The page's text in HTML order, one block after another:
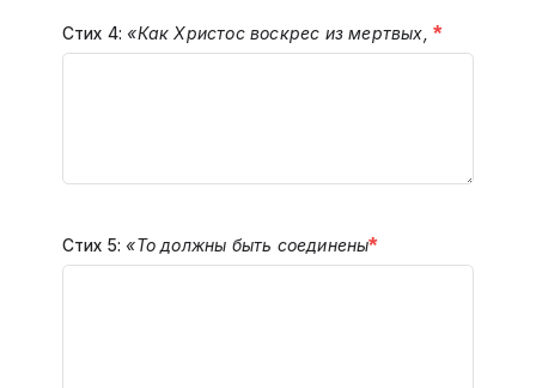
Стих 4: «Как Христос воскрес из мертвых,*
Стих 5: «То должны быть соединены*